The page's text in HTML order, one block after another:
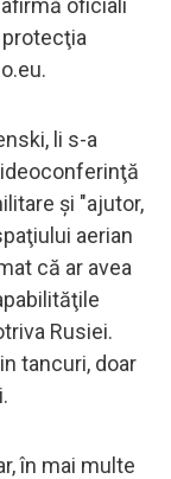
protecţia
li s-a
şi "ajutor,
aerian
că ar avea
Rusiei.
tancuri, doar
în mai multe